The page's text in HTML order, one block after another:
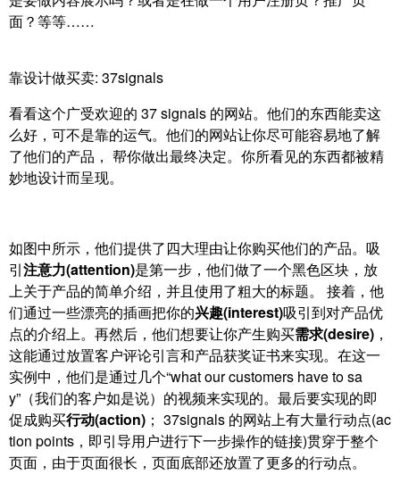
面？等等……
靠设计做买卖: 37signals
看看这个广受欢迎的 37 signals 的网站。他们的东西能卖这
么好，可不是靠的运气。他们的网站让你尽可能容易地了解
了他们的产品， 帮你做出最终决定。你所看见的东西都被精
妙地设计而呈现。
如图中所示，他们提供了四大理由让你购买他们的产品。吸
引注意力(attention)是第一步，他们做了一个黑色区块，放
上关于产品的简单介绍，并且使用了粗大的标题。 接着，他
们通过一些漂亮的插画把你的兴趣(interest)吸引到对产品优
点的介绍上。再然后，他们想要让你产生购买需求(desire) ，
这能通过放置客户评论引言和产品获奖证书来实现。在这一
实例中，他们是通过几个“what our customers have to sa
y”（我们的客户如是说）的视频来实现的。最后要实现的即
促成购买行动(action) ； 37signals 的网站上有大量行动点(ac
tion points，即引导用户进行下一步操作的链接)贯穿于整个
页面，由于页面很长，页面底部还放置了更多的行动点。